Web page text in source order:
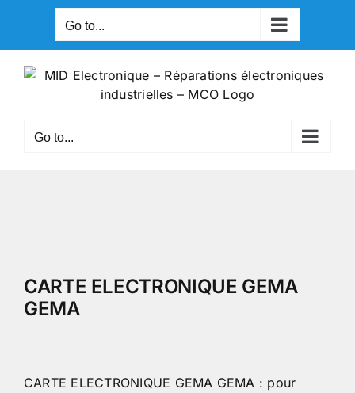
content
Go to...
Go to...
CARTE ELECTRONIQUE GEMA
GEMA
CARTE ELECTRONIQUE GEMA GEMA : pour